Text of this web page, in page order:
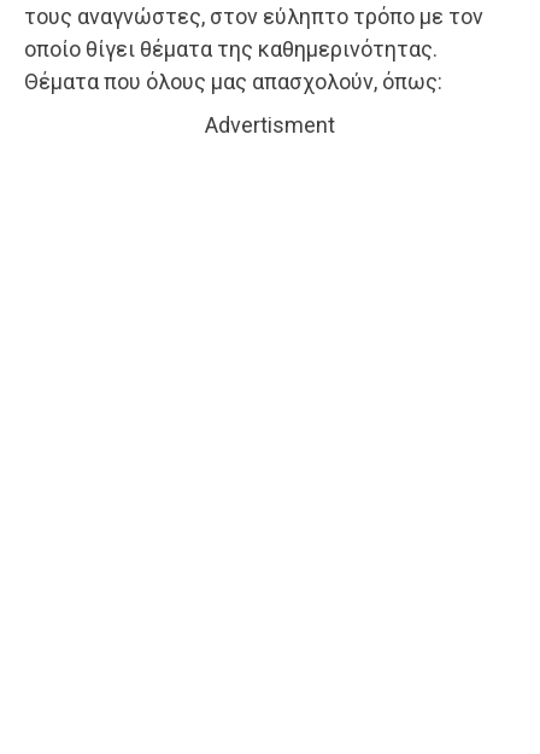
τους αναγνώστες, στον εύληπτο τρόπο με τον
οποίο θίγει θέματα της καθημερινότητας.
Θέματα που όλους μας απασχολούν, όπως:
Advertisment